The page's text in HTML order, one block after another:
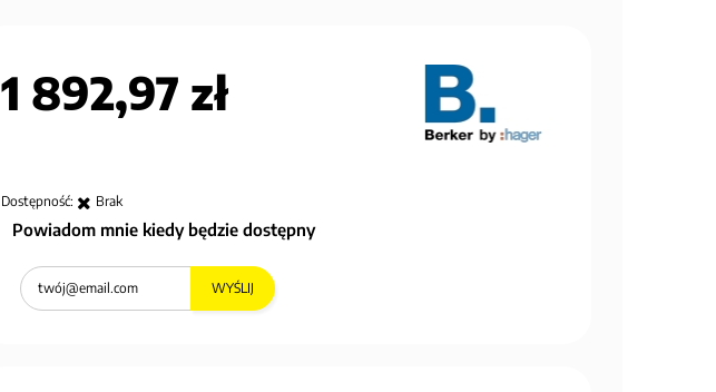
1 892,97 zł
Dostępność: Brak
Powiadom mnie kiedy będzie dostępny
WYŚLIJ